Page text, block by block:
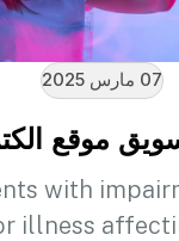
07 مارس 2025
موقع
with
illness